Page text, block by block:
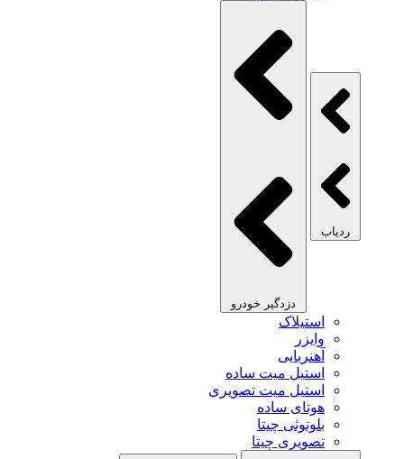
ردیاب
دزدگیر خودرو
استیلاک
وایزر
آهنربایی
استیل میت ساده
استیل میت تصویری
هوتای ساده
بلوتوثی چیتا
تصویری چیتا